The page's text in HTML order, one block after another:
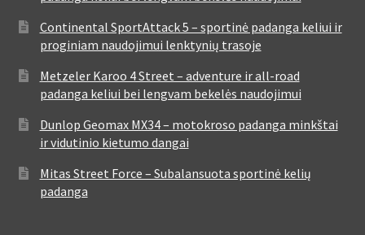
Continental SportAttack 5 – sportinė padanga keliui ir
proginiam naudojimui lenktynių trasoje
Metzeler Karoo 4 Street – adventure ir all-road
padanga keliui bei lengvam bekelės naudojimui
Dunlop Geomax MX34 – motokroso padanga minkštai
ir vidutinio kietumo dangai
Mitas Street Force – Subalansuota sportinė kelių
padanga